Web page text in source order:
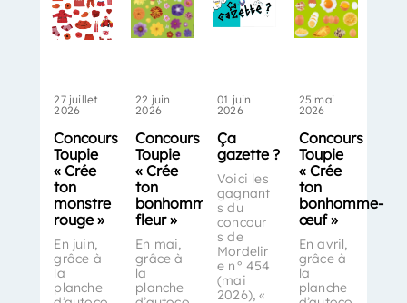
27 juillet
2026
Concours
Toupie
« Crée
ton
monstre
rouge »
En juin,
grâce à
la
planche
22 juin
2026
Concours
Toupie
« Crée
ton
bonhomme-
fleur »
En mai,
grâce à
la
planche
01 juin
2026
Ça
gazette ?
Voici les
gagnant
s du
concour
s de
Mordelir
e n° 454
(mai
2026), «
25 mai
2026
Concours
Toupie
« Crée
ton
bonhomme-
œuf »
En avril,
grâce à
la
planche